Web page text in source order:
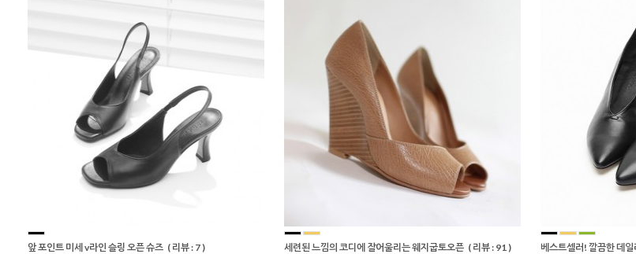
앞 포인트 미세 v라인 슬링 오픈 슈즈 ( 리뷰 : 7 )
세련된 느낌의 코디에 잘어울리는 웨지굽토오픈 ( 리뷰 : 91 )
베스트셀러! 깔끔한 데일